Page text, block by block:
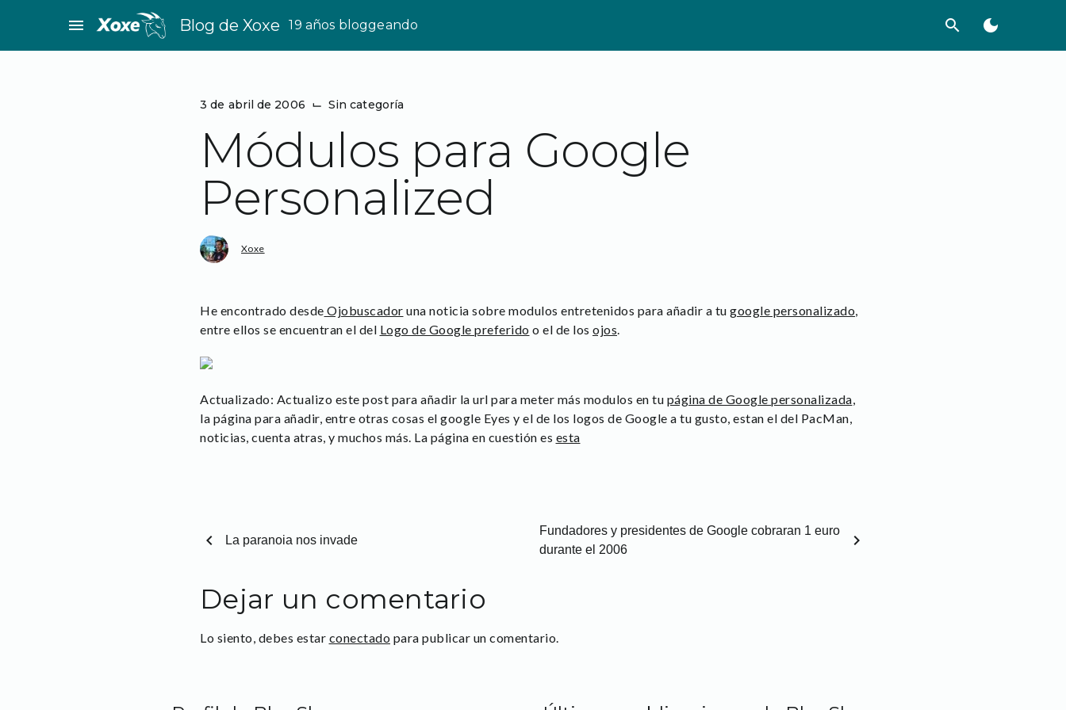
menu Blog de Xoxe 19 años bloggeando search dark_mode
3 de abril de 2006 ⌙ Sin categoría
Módulos para Google
Personalized
Xoxe
He encontrado desde Ojobuscador una noticia sobre modulos entretenidos para añadir a tu google personalizado,
entre ellos se encuentran el del Logo de Google preferido o el de los ojos.
Actualizado: Actualizo este post para añadir la url para meter más modulos en tu página de Google personalizada,
la página para añadir, entre otras cosas el google Eyes y el de los logos de Google a tu gusto, estan el del PacMan,
noticias, cuenta atras, y muchos más. La página en cuestión es esta
chevron_left La paranoia nos invade
Fundadores y presidentes de Google cobraran 1 euro
durante el 2006
chevron_right
Dejar un comentario
Lo siento, debes estar conectado para publicar un comentario.